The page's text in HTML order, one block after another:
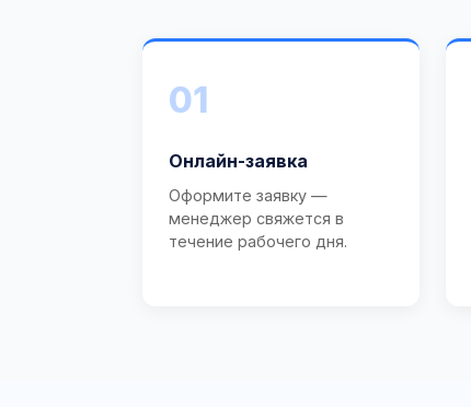
01
Онлайн-заявка
Оформите заявку —
менеджер свяжется в
течение рабочего дня.